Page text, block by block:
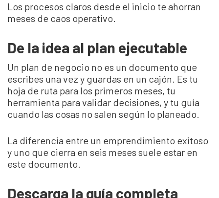
Los procesos claros desde el inicio te ahorran
meses de caos operativo.
De la idea al plan ejecutable
Un plan de negocio no es un documento que
escribes una vez y guardas en un cajón. Es tu
hoja de ruta para los primeros meses, tu
herramienta para validar decisiones, y tu guía
cuando las cosas no salen según lo planeado.
La diferencia entre un emprendimiento exitoso
y uno que cierra en seis meses suele estar en
este documento.
Descarga la guía completa